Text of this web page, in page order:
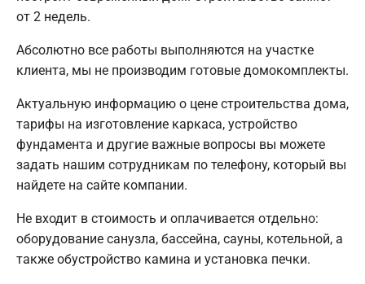
от 2 недель.
Абсолютно все работы выполняются на участке
клиента, мы не производим готовые домокомплекты.
Актуальную информацию о цене строительства дома,
тарифы на изготовление каркаса, устройство
фундамента и другие важные вопросы вы можете
задать нашим сотрудникам по телефону, который вы
найдете на сайте компании.
Не входит в стоимость и оплачивается отдельно:
оборудование санузла, бассейна, сауны, котельной, а
также обустройство камина и установка печки.